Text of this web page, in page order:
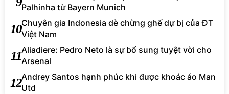
Palhinha từ Bayern Munich
10Chuyên gia Indonesia dè chừng ghế dự bị của ĐT
Việt Nam
11Aliadiere: Pedro Neto là sự bổ sung tuyệt vời cho
Arsenal
12Andrey Santos hạnh phúc khi được khoác áo Man
Utd